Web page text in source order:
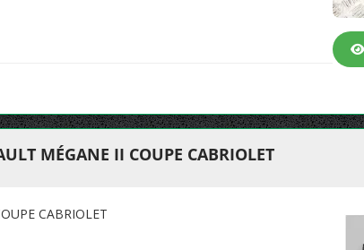
MÉGANE II COUPE CABRIOLET
CABRIOLET